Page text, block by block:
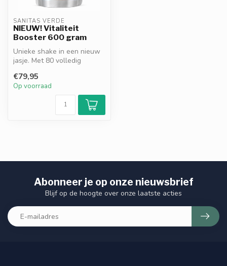
SANITAS VERDE
NIEUW! Vitaliteit
Booster 600 gram
Unieke shake in een nieuw
jasje. Met 80 volledig
c...
€79,95
Op voorraad
Abonneer je op onze nieuwsbrief
Blijf op de hoogte over onze laatste acties